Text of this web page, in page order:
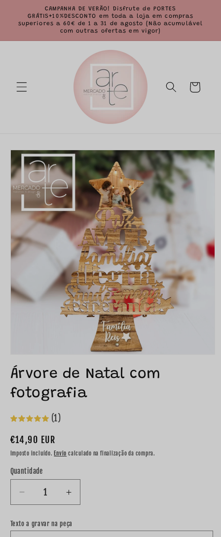
para o
conteúdo
CAMPANHA DE VERÃO! Disfrute de PORTES
GRÁTIS+10%DESCONTO em toda a loja em compras
superiores a 60€ de 1 a 31 de agosto (Não acumulável
com outras ofertas em vigor)
Carrinho
informação
do produto
Árvore de Natal com
fotografia
(1)
Preço
normal
€14,90 EUR
Imposto incluído. Envio calculado na finalização da compra.
Quantidade
Diminuir
a
quantidade
de
Aumentar
a
quantidade
de
Texto a gravar na peça